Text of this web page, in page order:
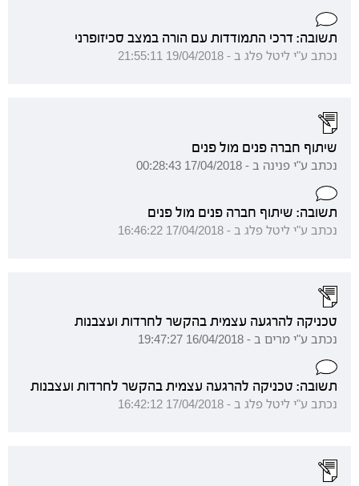
תשובה: דרכי התמודדות עם הורה במצב סכיזופרני
נכתב ע"י ליטל פלג ב - 19/04/2018 21:55:11
שיתוף חברה פנים מול פנים
נכתב ע"י פנינה ב - 17/04/2018 00:28:43
תשובה: שיתוף חברה פנים מול פנים
נכתב ע"י ליטל פלג ב - 17/04/2018 16:46:22
טכניקה להרגעה עצמית בהקשר לחרדות ועצבנות
נכתב ע"י מרים ב - 16/04/2018 19:47:27
תשובה: טכניקה להרגעה עצמית בהקשר לחרדות ועצבנות
נכתב ע"י ליטל פלג ב - 17/04/2018 16:42:12